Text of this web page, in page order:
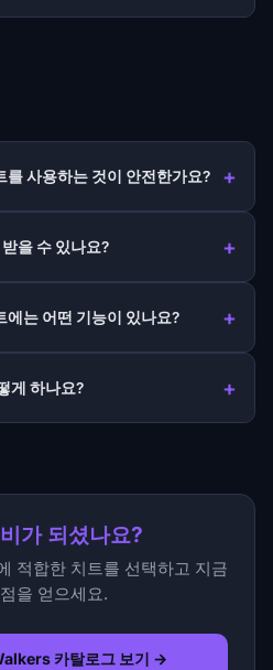
사용하는 것이 안전한가요?
을 수 있나요?
는 어떤 기능이 있나요?
게 하나요?
가 되셨나요?
적합한 치트를 선택하고 지금
을 얻으세요.
카탈로그 보기 →